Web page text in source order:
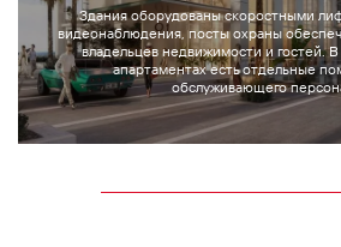
Здания оборудованы скоростными
видеонаблюдения, посты охраны
владельцев недвижимости и гостей.
апартаментах есть отдельные
обслуживающего